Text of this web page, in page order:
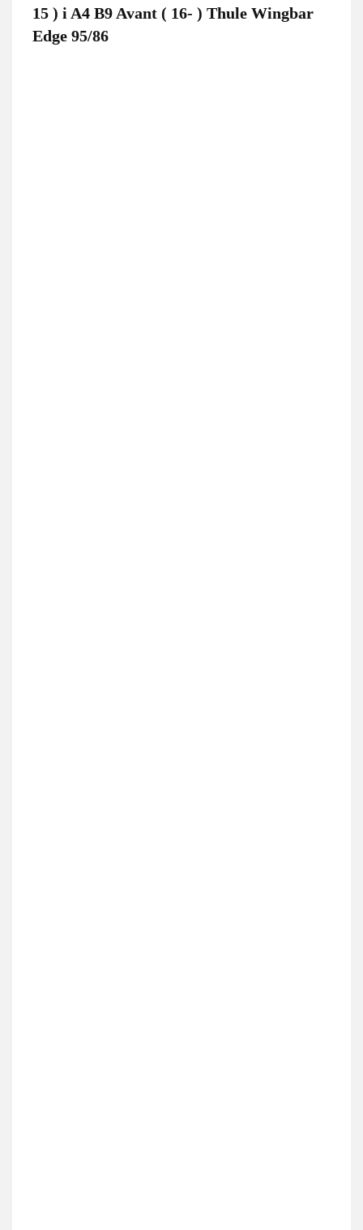
15 ) i A4 B9 Avant ( 16- ) Thule Wingbar
Edge 95/86